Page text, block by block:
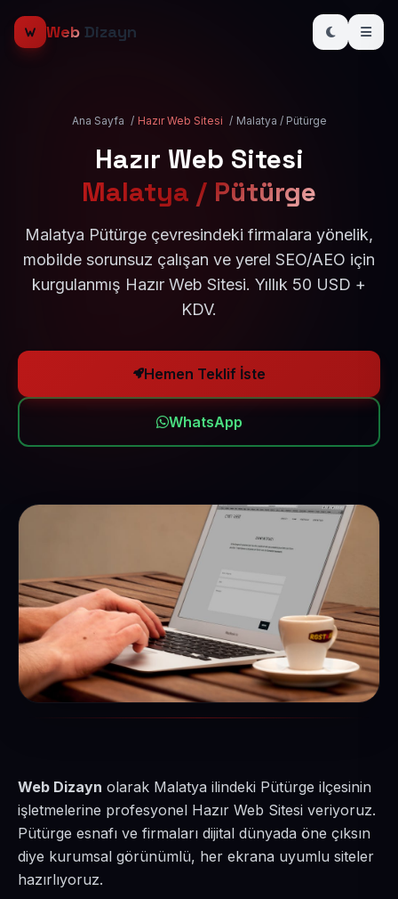
Web Dizayn
Ana Sayfa / Hazır Web Sitesi / Malatya / Pütürge
Hazır Web Sitesi
Malatya / Pütürge
Malatya Pütürge çevresindeki firmalara yönelik,
mobilde sorunsuz çalışan ve yerel SEO/AEO için
kurgulanmış Hazır Web Sitesi. Yıllık 50 USD +
KDV.
Hemen Teklif İste
WhatsApp
Web Dizayn olarak Malatya ilindeki Pütürge ilçesinin
işletmelerine profesyonel Hazır Web Sitesi veriyoruz.
Pütürge esnafı ve firmaları dijital dünyada öne çıksın
diye kurumsal görünümlü, her ekrana uyumlu siteler
hazırlıyoruz.